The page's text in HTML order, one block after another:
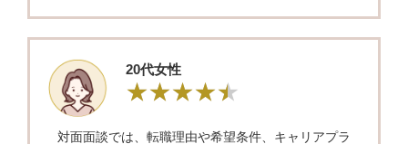
20代女性
対面面談では、転職理由や希望条件、キャリアプラ